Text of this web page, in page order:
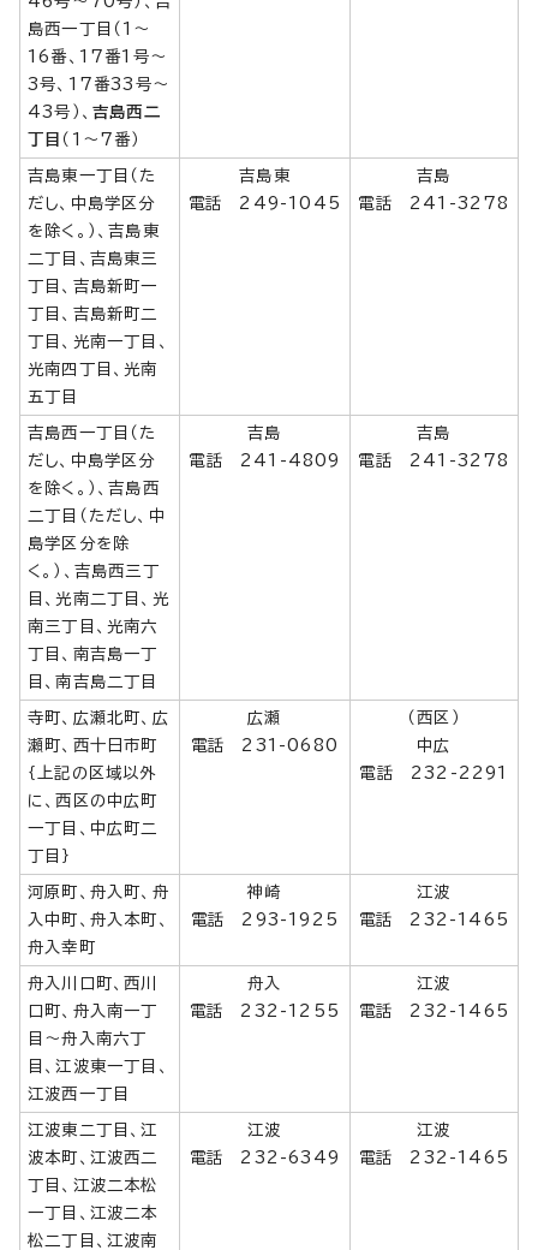
島西一丁目（1～
16番、17番1号～
3号、17番33号～
43号）、 吉島西二
丁目 （1～7番）
吉島東一丁目（た
だし、中島学区分
を除く。）、吉島東
二丁目、吉島東三
丁目、吉島新町一
丁目、吉島新町二
丁目、光南一丁目、
光南四丁目、光南
五丁目
吉島東
電話 249-1045
吉島
電話 241-3278
吉島西一丁目（た
だし、中島学区分
を除く。）、吉島西
二丁目（ただし、中
島学区分を除
く。）、吉島西三丁
目、光南二丁目、光
南三丁目、光南六
丁目、南吉島一丁
目、南吉島二丁目
吉島
電話 241-4809
吉島
電話 241-3278
寺町、広瀬北町、広
瀬町、西十日市町
｛上記の区域以外
に、西区の中広町
一丁目、中広町二
丁目｝
広瀬
電話 231-0680
（西区）
中広
電話 232-2291
河原町、舟入町、舟
入中町、舟入本町、
舟入幸町
神崎
電話 293-1925
江波
電話 232-1465
舟入川口町、西川
口町、舟入南一丁
目～舟入南六丁
目、江波東一丁目、
江波西一丁目
舟入
電話 232-1255
江波
電話 232-1465
江波東二丁目、江
波本町、江波西二
丁目、江波二本松
一丁目、江波二本
松二丁目、江波南
江波
電話 232-6349
江波
電話 232-1465